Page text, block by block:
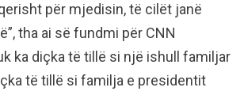
për mjedisin, të cilët janë
tha ai së fundmi për CNN
ka diçka të tillë si një ishull familjar
të tillë si familja e presidentit